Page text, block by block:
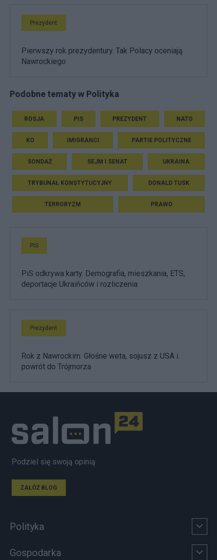
Prezydent
Pierwszy rok prezydentury. Tak Polacy oceniają
Nawrockiego
Podobne tematy w Polityka
ROSJA PIS PREZYDENT NATO
KO IMIGRANCI PARTIE POLITYCZNE
SONDAŻ SEJM I SENAT UKRAINA
TRYBUNAŁ KONSTYTUCYJNY DONALD TUSK
TERRORYZM PRAWO
PiS
PiS odkrywa karty. Demografia, mieszkania, ETS,
deportacje Ukraińców i rozliczenia
Prezydent
Rok z Nawrockim. Głośne weta, sojusz z USA i
powrót do Trójmorza
Podziel się swoją opinią
ZAŁÓŻ BLOG
Polityka
Gospodarka